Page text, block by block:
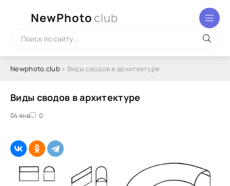
NewPhoto club
Newphoto.club» Виды сводов в архитектуре
Виды сводов в архитектуре
04 янв 0